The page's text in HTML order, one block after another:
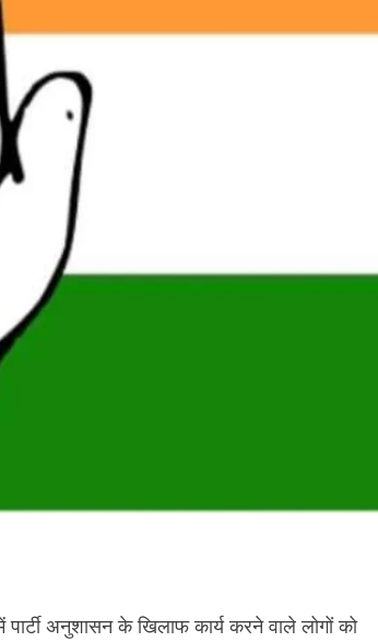
में पार्टी अनुशासन के खिलाफ कार्य करने वाले लोगों को